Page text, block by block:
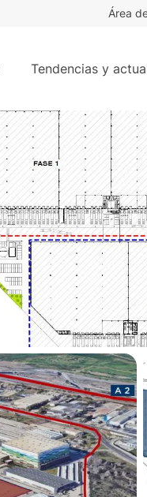
Área
Tendencias y